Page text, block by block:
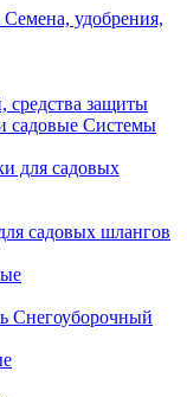
Семена, удобрения,
средства защиты
Системы
для садовых
садовых шлангов
Снегоуборочный